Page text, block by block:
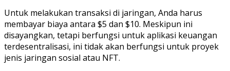
Untuk melakukan transaksi di jaringan, Anda harus
membayar biaya antara $5 dan $10. Meskipun ini
disayangkan, tetapi berfungsi untuk aplikasi keuangan
terdesentralisasi, ini tidak akan berfungsi untuk proyek
jenis jaringan sosial atau NFT.